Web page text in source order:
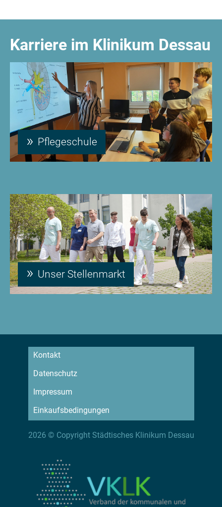
Karriere im Klinikum Dessau
Pflegeschule
Unser Stellenmarkt
Kontakt
Datenschutz
Impressum
Einkaufsbedingungen
2026 © Copyright Städtisches Klinikum Dessau